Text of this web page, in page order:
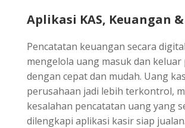
Aplikasi KAS, Keuangan
Pencatatan keuangan secara
mengelola uang masuk dan keluar
dengan cepat dan mudah. Uang kas
perusahaan jadi lebih terkontrol,
kesalahan pencatatan uang yang
dilengkapi aplikasi kasir siap jualan.